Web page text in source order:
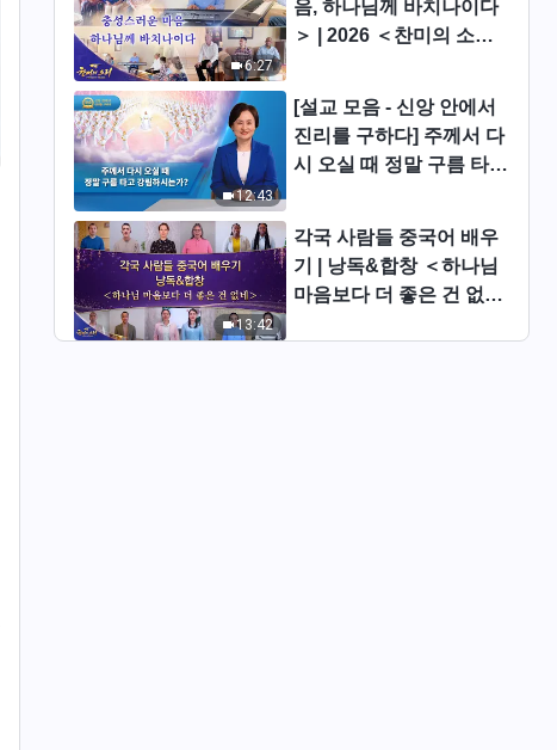
6:20
찬양 MV ＜욥의 믿음과 순종은
시련 가운데서 승화되었다＞
8:47
찬양 MV ＜아무도 하나님이 오
셨음을 알아차리지 못했다＞
5:18
찬양 MV ＜하나님은 온 우주 위
아래에서 새 사역을 하였다＞
6:27
음, 하나님께 바치나이다
＞ | 2026 ＜찬미의 소리
12:43
[설교 모음 - 신앙 안에서
진리를 구하다] 주께서 다
시 오실 때 정말 구름 타고
13:42
각국 사람들 중국어 배우
기 | 낭독&합창 ＜하나님
마음보다 더 좋은 건 없네